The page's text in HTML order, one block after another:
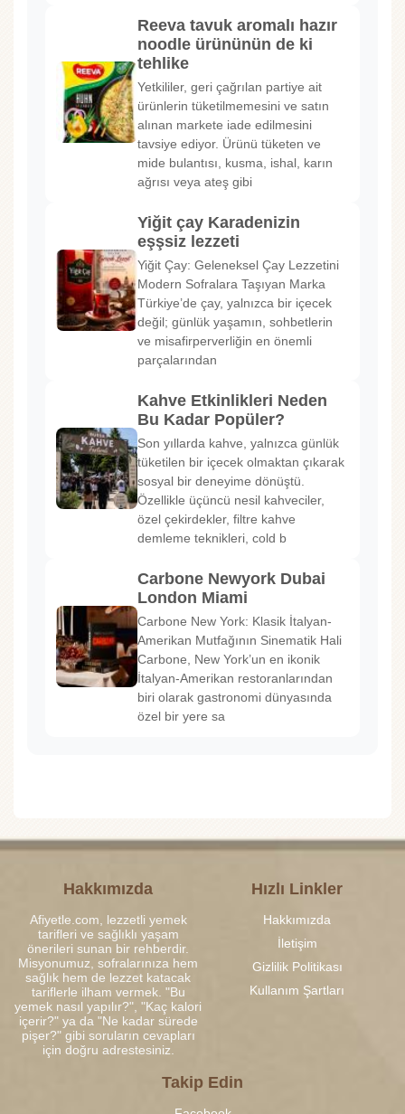
Reeva tavuk aromalı hazır
noodle ürününün de ki
tehlike
Yetkililer, geri çağrılan partiye ait
ürünlerin tüketilmemesini ve satın
alınan markete iade edilmesini
tavsiye ediyor. Ürünü tüketen ve
mide bulantısı, kusma, ishal, karın
ağrısı veya ateş gibi
Yiğit çay Karadenizin
eşşsiz lezzeti
Yiğit Çay: Geleneksel Çay Lezzetini
Modern Sofralara Taşıyan Marka
Türkiye’de çay, yalnızca bir içecek
değil; günlük yaşamın, sohbetlerin
ve misafirperverliğin en önemli
parçalarından
Kahve Etkinlikleri Neden
Bu Kadar Popüler?
Son yıllarda kahve, yalnızca günlük
tüketilen bir içecek olmaktan çıkarak
sosyal bir deneyime dönüştü.
Özellikle üçüncü nesil kahveciler,
özel çekirdekler, filtre kahve
demleme teknikleri, cold b
Carbone Newyork Dubai
London Miami
Carbone New York: Klasik İtalyan-
Amerikan Mutfağının Sinematik Hali
Carbone, New York’un en ikonik
İtalyan-Amerikan restoranlarından
biri olarak gastronomi dünyasında
özel bir yere sa
Hakkımızda
Afiyetle.com, lezzetli yemek
tarifleri ve sağlıklı yaşam
önerileri sunan bir rehberdir.
Misyonumuz, sofralarınıza hem
sağlık hem de lezzet katacak
tariflerle ilham vermek. "Bu
yemek nasıl yapılır?", "Kaç kalori
içerir?" ya da "Ne kadar sürede
pişer?" gibi soruların cevapları
için doğru adrestesiniz.
Hızlı Linkler
Hakkımızda
İletişim
Gizlilik Politikası
Kullanım Şartları
Takip Edin